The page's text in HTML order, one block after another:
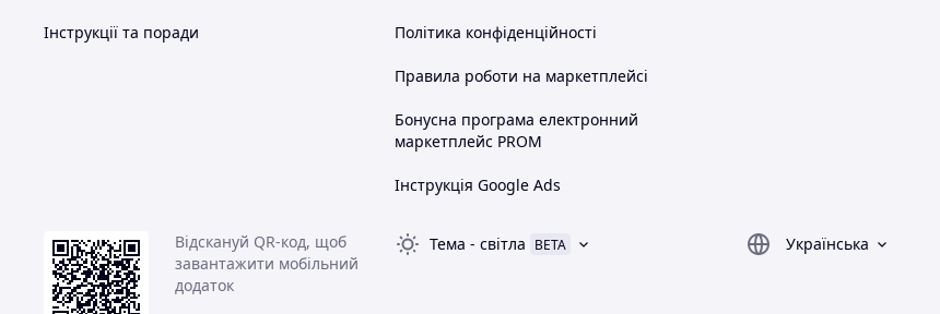
Інструкції та поради Політика конфіденційності
Правила роботи на маркетплейсі
Бонусна програма електронний
маркетплейс PROM
Інструкція Google Ads
Відскануй QR-код, щоб
завантажити мобільний
додаток
Тема - світла BETA
Українська